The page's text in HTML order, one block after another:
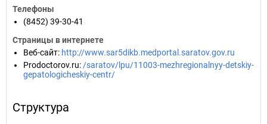
Телефоны
(8452) 39-30-41
Страницы в интернете
Веб-сайт: http://www.sar5dikb.medportal.saratov.gov.ru
Prodoctorov.ru: /saratov/lpu/11003-mezhregionalnyy-detskiy-
gepatologicheskiy-centr/
Структура